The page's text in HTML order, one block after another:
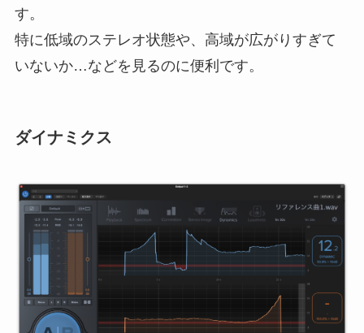
す。
特に低域のステレオ状態や、高域が広がりすぎて
いないか…などを見るのに便利です。
ダイナミクス